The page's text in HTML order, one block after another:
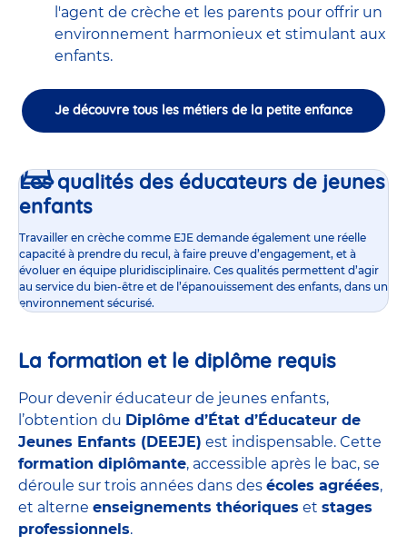
l'agent de crèche et les parents pour offrir un
environnement harmonieux et stimulant aux
enfants.
Je découvre tous les métiers de la petite enfance
Les qualités des éducateurs de jeunes
enfants
Travailler en crèche comme EJE demande également une réelle
capacité à prendre du recul, à faire preuve d’engagement, et à
évoluer en équipe pluridisciplinaire. Ces qualités permettent d’agir
au service du bien-être et de l’épanouissement des enfants, dans un
environnement sécurisé.
La formation et le diplôme requis
Pour devenir éducateur de jeunes enfants,
l’obtention du Diplôme d’État d’Éducateur de
Jeunes Enfants (DEEJE) est indispensable. Cette
formation diplômante, accessible après le bac, se
déroule sur trois années dans des écoles agréées,
et alterne enseignements théoriques et stages
professionnels.